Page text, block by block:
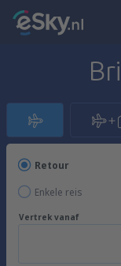
Retour
Enkele reis
Vertrek vanaf